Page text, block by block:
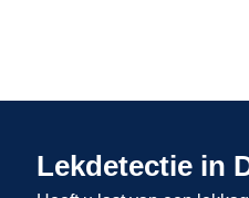
Lekdetectie in